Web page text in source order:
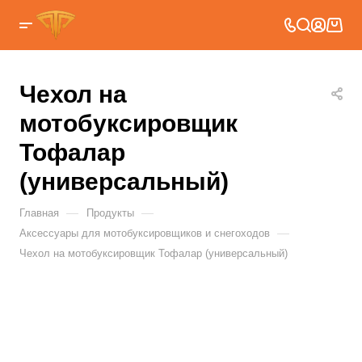
Чехол на
мотобуксировщик
Тофалар
(универсальный)
Главная — Продукты —
Аксессуары для мотобуксировщиков и снегоходов —
Чехол на мотобуксировщик Тофалар (универсальный)